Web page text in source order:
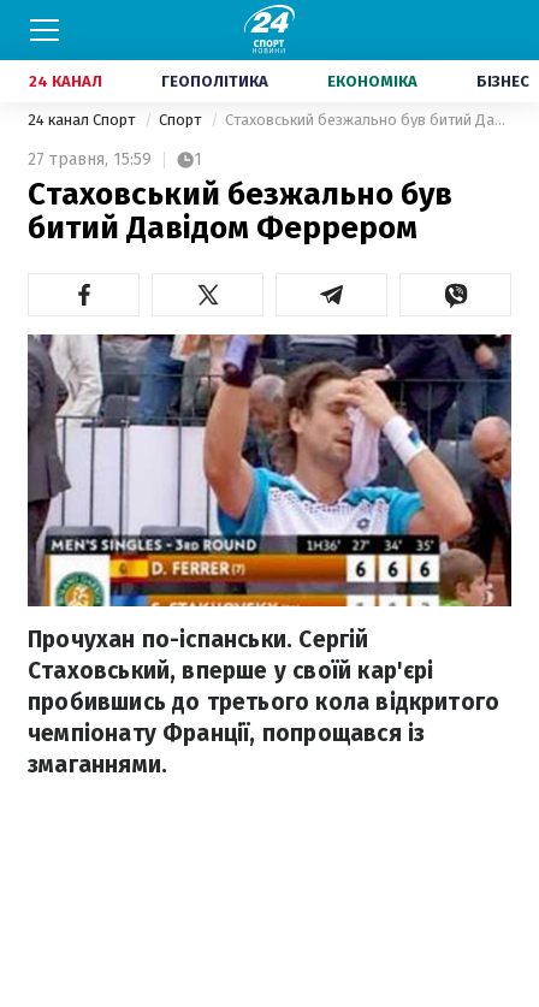
24 КАНАЛ ГЕОПОЛІТИКА ЕКОНОМІКА БІЗНЕС
24 канал Спорт Спорт Стаховський безжально був битий Давідом Феррером
27 травня, 15:59 1
Стаховський безжально був
битий Давідом Феррером
Прочухан по-іспанськи. Сергій
Стаховський, вперше у своїй кар'єрі
пробившись до третього кола відкритого
чемпіонату Франції, попрощався із
змаганнями.